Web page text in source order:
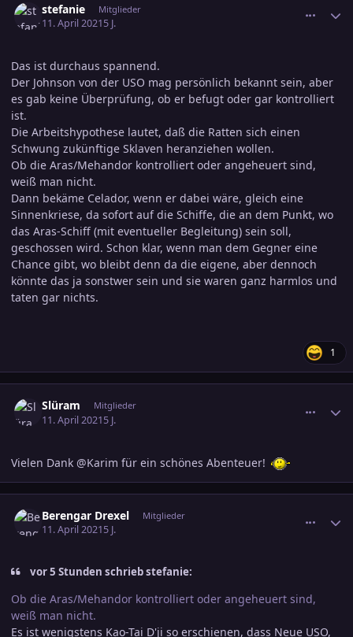
stefanie Mitglieder
11. April 20215 J.
Das ist durchaus spannend.
Der Johnson von der USO mag persönlich bekannt sein, aber
es gab keine Überprüfung, ob er befugt oder gar kontrolliert
ist.
Die Arbeitshypothese lautet, daß die Ratten sich einen
Schwung zukünftige Sklaven heranziehen wollen.
Ob die Aras/Mehandor kontrolliert oder angeheuert sind,
weiß man nicht.
Dann bekäme Celador, wenn er dabei wäre, gleich eine
Sinnenkriese, da sofort auf die Schiffe, die an dem Punkt, wo
das Aras-Schiff (mit eventueller Begleitung) sein soll,
geschossen wird. Schon klar, wenn man dem Gegner eine
Chance gibt, wo bleibt denn da die eigene, aber dennoch
könnte das ja sonstwer sein und sie waren ganz harmlos und
taten gar nichts.
1
Slüram Mitglieder
11. April 20215 J.
Vielen Dank @Karim für ein schönes Abenteuer!
Berengar Drexel Mitglieder
11. April 20215 J.
vor 5 Stunden schrieb stefanie:
Ob die Aras/Mehandor kontrolliert oder angeheuert sind,
weiß man nicht.
Es ist wenigstens Kao-Tai D'ji so erschienen, dass Neue USO,